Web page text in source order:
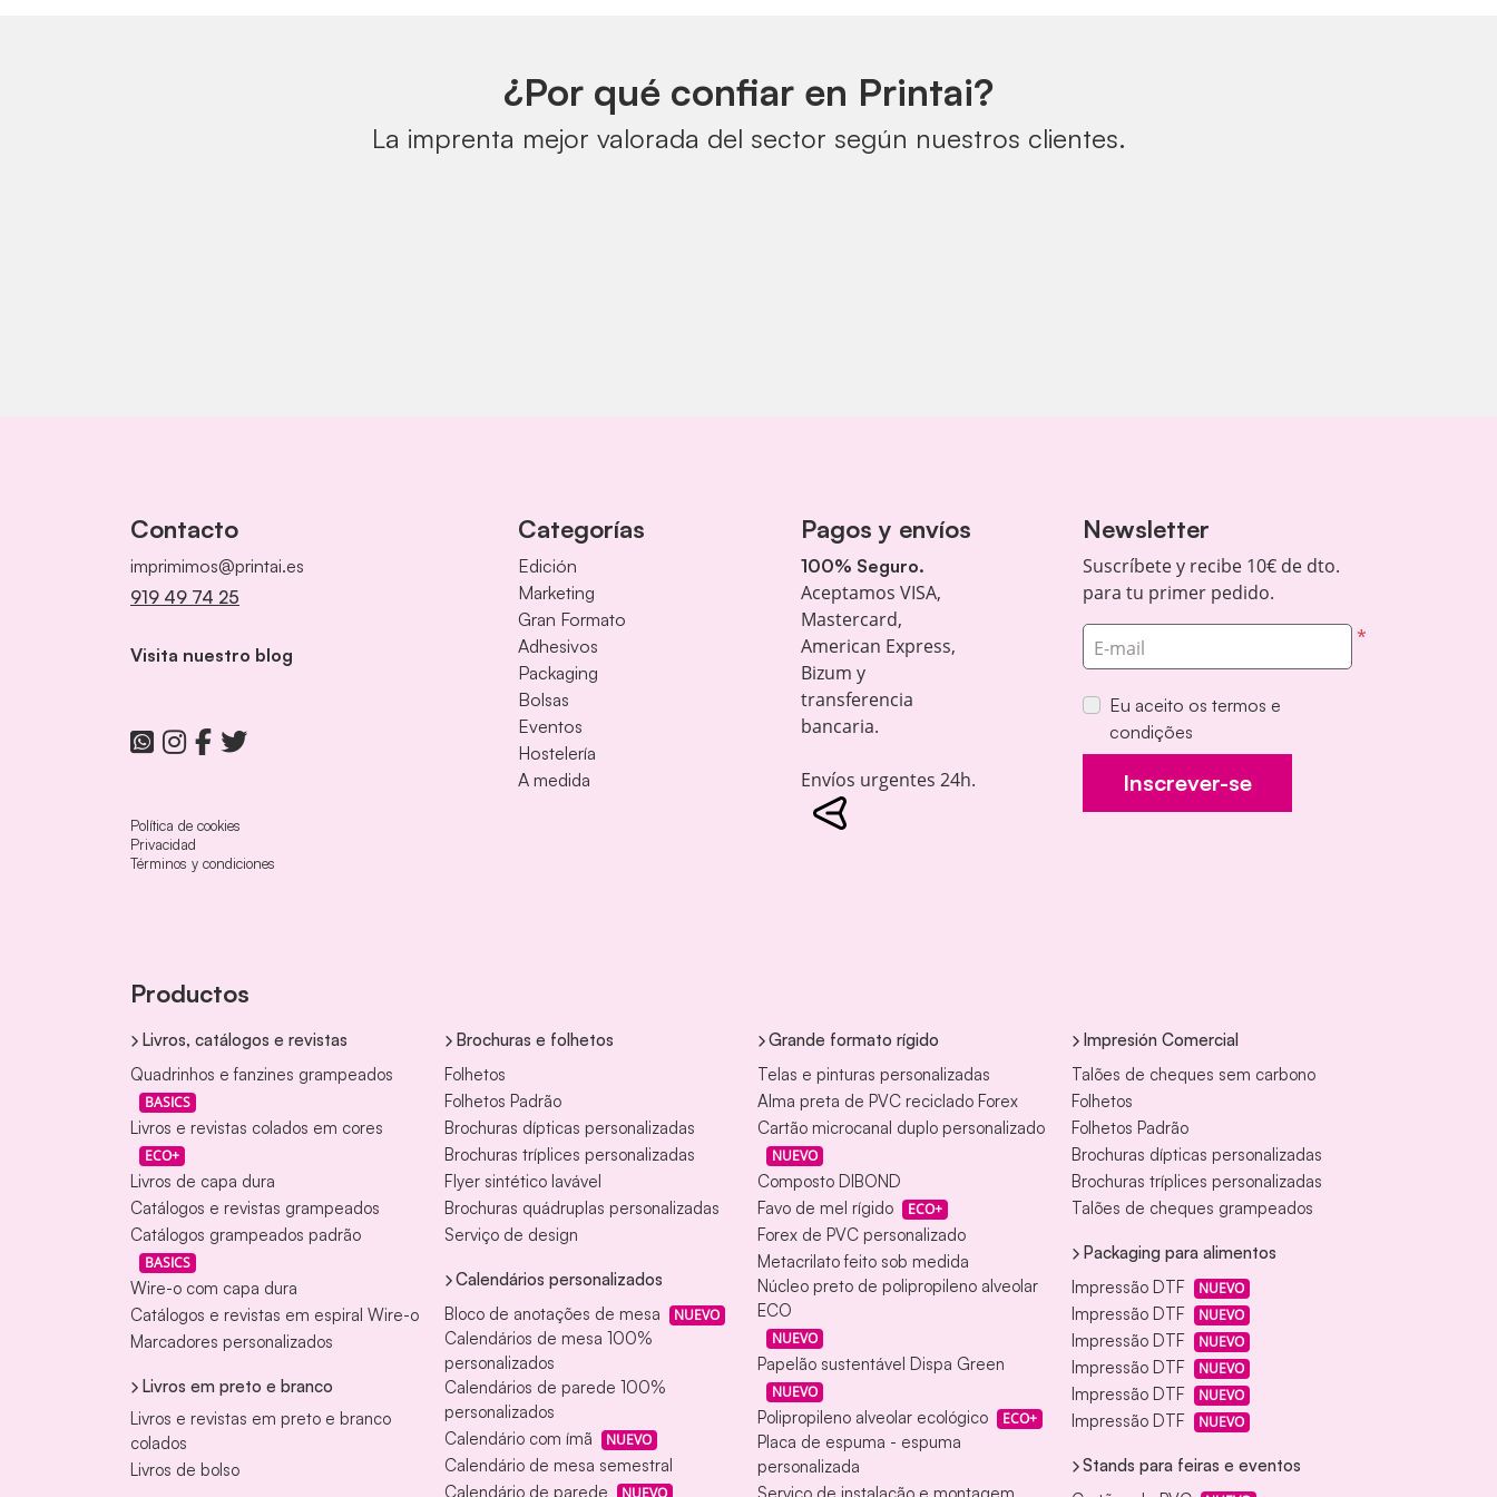
¿Por qué confiar en Printai?
La imprenta mejor valorada del sector según nuestros clientes.
Contacto
imprimimos@printai.es
919 49 74 25
Visita nuestro blog
Política de cookies
Privacidad
Términos y condiciones
Categorías
Edición
Marketing
Gran Formato
Adhesivos
Packaging
Bolsas
Eventos
Hostelería
A medida
Pagos y envíos
100% Seguro.
Aceptamos VISA,
Mastercard,
American Express,
Bizum y
transferencia
bancaria.
Envíos urgentes 24h.
Newsletter
Suscríbete y recibe 10€ de dto.
para tu primer pedido.
*
E-mail
Eu aceito os termos e
condições
Inscrever-se
Productos
Livros, catálogos e revistas
Quadrinhos e fanzines grampeados
BASICS
Livros e revistas colados em cores
ECO+
Livros de capa dura
Catálogos e revistas grampeados
Catálogos grampeados padrão
BASICS
Wire-o com capa dura
Catálogos e revistas em espiral Wire-o
Marcadores personalizados
Livros em preto e branco
Livros e revistas em preto e branco
colados
Livros de bolso
Brochuras e folhetos
Folhetos
Folhetos Padrão
Brochuras dípticas personalizadas
Brochuras tríplices personalizadas
Flyer sintético lavável
Brochuras quádruplas personalizadas
Serviço de design
Calendários personalizados
Bloco de anotações de mesa
NUEVO
Calendários de mesa 100%
personalizados
Calendários de parede 100%
personalizados
Calendário com ímã
NUEVO
Calendário de mesa semestral
Calendário de parede
Grande formato rígido
Telas e pinturas personalizadas
Alma preta de PVC reciclado Forex
Cartão microcanal duplo personalizado
NUEVO
Composto DIBOND
Favo de mel rígido
ECO+
Forex de PVC personalizado
Metacrilato feito sob medida
Núcleo preto de polipropileno alveolar
ECO
NUEVO
Papelão sustentável Dispa Green
NUEVO
Polipropileno alveolar ecológico ECO+
Placa de espuma - espuma
personalizada
Impresión Comercial
Talões de cheques sem carbono
Folhetos
Folhetos Padrão
Brochuras dípticas personalizadas
Brochuras tríplices personalizadas
Talões de cheques grampeados
Packaging para alimentos
Impressão DTF
NUEVO
Impressão DTF NUEVO
Impressão DTF NUEVO
Impressão DTF NUEVO
Impressão DTF NUEVO
Impressão DTF NUEVO
Stands para feiras e eventos